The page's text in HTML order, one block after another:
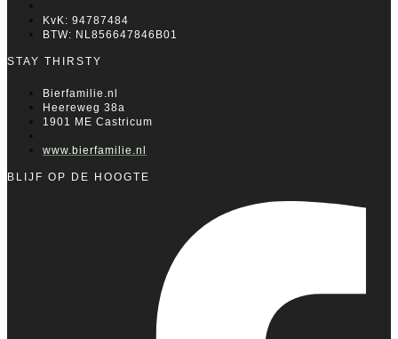
KvK: 94787484
BTW: NL856647846B01
STAY THIRSTY
Bierfamilie.nl
Heereweg 38a
1901 ME Castricum
www.bierfamilie.nl
BLIJF OP DE HOOGTE